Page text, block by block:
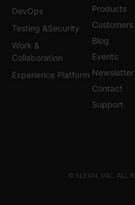
DevOps
Testing &Security
Work &
Collaboration
Experience Platform
Products
Customers
Blog
Events
Newsletter
Contact
Support
© SLEXN, INC. ALL